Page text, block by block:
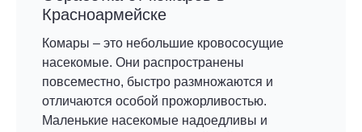
Красноармейске
Комары – это небольшие кровососущие
насекомые. Они распространены
повсеместно, быстро размножаются и
отличаются особой прожорливостью.
Маленькие насекомые надоедливы и